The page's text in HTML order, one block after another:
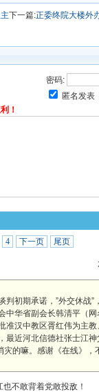
下一篇:正委终院大楼外
密码:
匿名发表
！
4 下一页 尾页
初期承诺，”外交休战
中华省副会长韩清平（
准汉中教区胥红伟为主
最近河北信德社张士江
的嘛。感谢《在线》，
不敢背着党敢投敌！